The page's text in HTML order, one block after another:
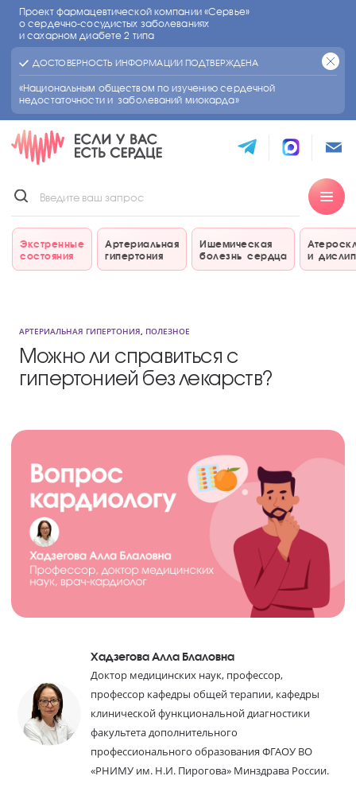
Проект фармацевтической компании «Сервье»
о сердечно-сосудистых заболеваниях
и сахарном диабете 2 типа
ДОСТОВЕРНОСТЬ ИНФОРМАЦИИ ПОДТВЕРЖДЕНА
«Национальным обществом по изучению сердечной
недостаточности и заболеваний миокарда»
Экстренные
состояния
Артериальная
гипертония
Ишемическая
болезнь сердца
и
АРТЕРИАЛЬНАЯ ГИПЕРТОНИЯ, ПОЛЕЗНОЕ
Можно ли справиться с
гипертонией без лекарств?
Хадзегова Алла Блаловна
Доктор медицинских наук, профессор,
профессор кафедры общей терапии, кафедры
клинической функциональной диагностики
факультета дополнительного
профессионального образования ФГАОУ ВО
«РНИМУ им. Н.И. Пирогова» Минздрава России.